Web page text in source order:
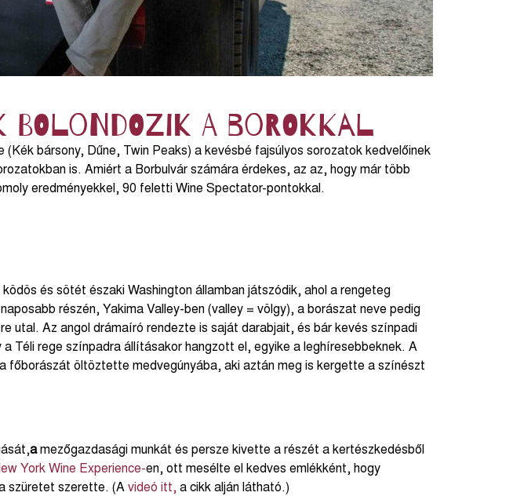
bolondozik a borokkal
bársony, Dűne, Twin Peaks) a kevésbé fajsúlyos sorozatok kedvelőinek
is. Amiért a Borbulvár számára érdekes, az az, hogy már több
eredményekkel, 90 feletti Wine Spectator-pontokkal.
és sötét északi Washington államban játszódik, ahol a rengeteg
részén, Yakima Valley-ben (valley = völgy), a borászat neve pedig
utal. Az angol drámaíró rendezte is saját darabjait, és bár kevés színpadi
Téli rege színpadra állításakor hangzott el, egyike a leghíresebbeknek. A
főborászát öltöztette medvegúnyába, aki aztán meg is kergette a színészt
amezőgazdasági munkát és persze kivette a részét a kertészkedésből
York Wine Experience-en, ott mesélte el kedves emlékként, hogy
szüretet szerette. (A videó itt, a cikk alján látható.)